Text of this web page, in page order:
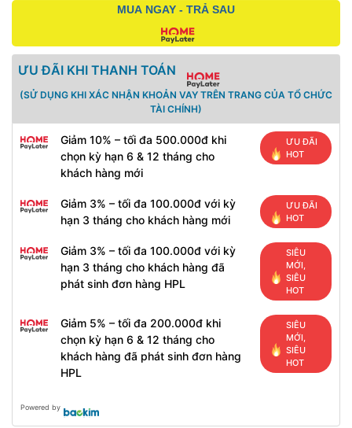
MUA NGAY - TRẢ SAU
ƯU ĐÃI KHI THANH TOÁN
(SỬ DỤNG KHI XÁC NHẬN KHOẢN VAY TRÊN TRANG CỦA TỔ CHỨC
TÀI CHÍNH)
Giảm 10% – tối đa 500.000đ khi
chọn kỳ hạn 6 & 12 tháng cho
khách hàng mới
ƯU ĐÃI
HOT
Giảm 3% – tối đa 100.000đ với kỳ
hạn 3 tháng cho khách hàng mới
ƯU ĐÃI
HOT
Giảm 3% – tối đa 100.000đ với kỳ
hạn 3 tháng cho khách hàng đã
phát sinh đơn hàng HPL
SIÊU
MỚI,
SIÊU
HOT
Giảm 5% – tối đa 200.000đ khi
chọn kỳ hạn 6 & 12 tháng cho
khách hàng đã phát sinh đơn hàng
HPL
SIÊU
MỚI,
SIÊU
HOT
Powered by